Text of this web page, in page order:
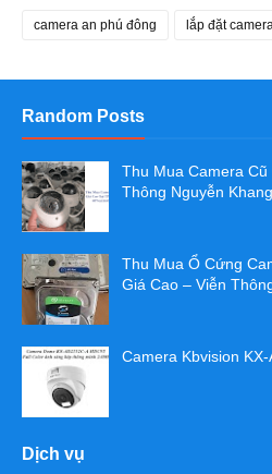
camera an phú đông lắp đặt
Random Posts
Thu Mua Camera Cũ
Thông Nguyễn Khang
Thu Mua Ổ Cứng
Giá Cao – Viễn
Camera Kbvision
Dịch vụ